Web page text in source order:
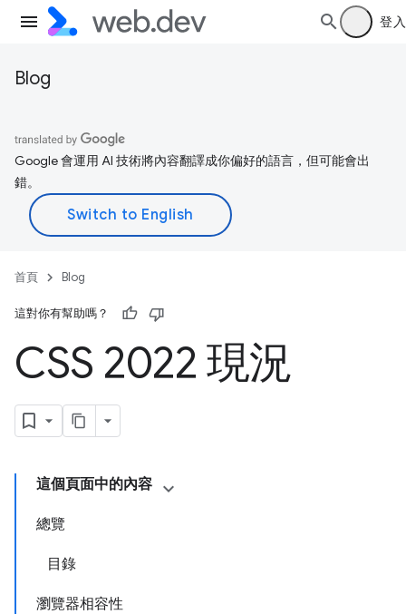
登入
Blog
Google 會運用 AI 技術將內容翻譯成你偏好的語言，但可能會出
錯。
首頁 Blog
這對你有幫助嗎？
CSS 2022 現況
這個頁面中的內容
總覽
目錄
瀏覽器相容性